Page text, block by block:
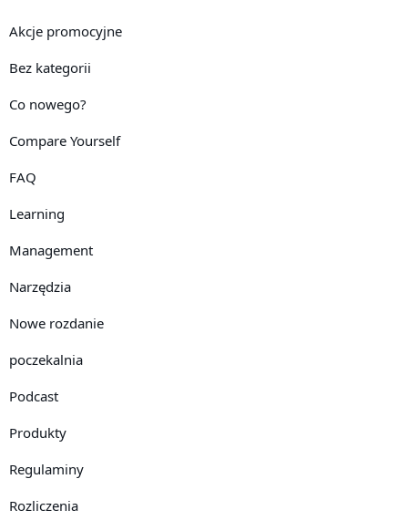
Akcje promocyjne
Bez kategorii
Co nowego?
Compare Yourself
FAQ
Learning
Management
Narzędzia
Nowe rozdanie
poczekalnia
Podcast
Produkty
Regulaminy
Rozliczenia